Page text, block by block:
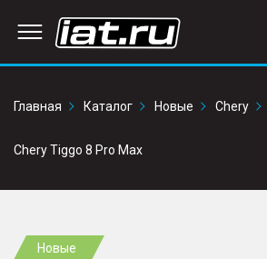
Главная
Каталог Новые Chery
Chery Tiggo 8 Pro Max
Новые